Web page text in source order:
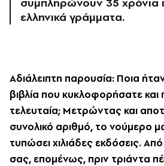
ελληνικά γράμματα.
Αδιάλειπτη παρουσία: Ποια
βιβλία που κυκλοφορήσατε και
τελευταία; Μετρώντας και
συνολικό αριθμό, το νούμερο
τυπώσει χιλιάδες εκδόσεις.
σας, επομένως, πριν τριάντα